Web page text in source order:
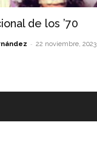
de los ’70
- 22 noviembre, 2023